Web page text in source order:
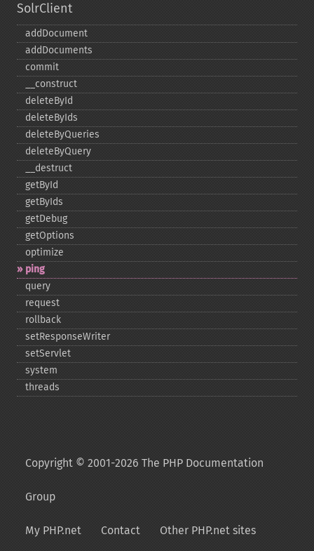
SolrClient
addDocument
addDocuments
commit
_​_​construct
deleteById
deleteByIds
deleteByQueries
deleteByQuery
_​_​destruct
getById
getByIds
getDebug
getOptions
optimize
ping
query
request
rollback
setResponseWriter
setServlet
system
threads
Copyright © 2001-2026 The PHP Documentation
Group
My PHP.net Contact Other PHP.net sites